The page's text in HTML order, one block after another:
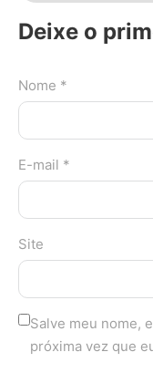
Deixe o
Nome *
E-mail *
Site
Salve meu nome,
próxima vez que